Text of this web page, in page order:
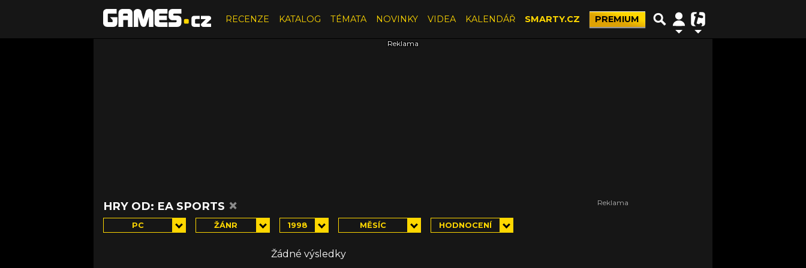
RECENZE KATALOG TÉMATA NOVINKY VIDEA KALENDÁŘ SMARTY.CZ PREMIUM
HRY OD: EA SPORTS ×
PC ŽÁNR 1998 MĚSÍC HODNOCENÍ
Žádné výsledky